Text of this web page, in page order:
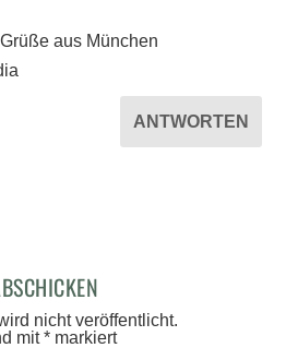
aus München
ANTWORTEN
nicht veröffentlicht.
mit* markiert